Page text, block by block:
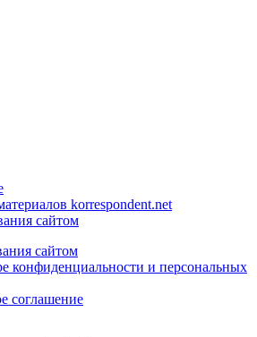
korrespondent.net
сайтом
сайтом
конфиденциальности и персональных
соглашение